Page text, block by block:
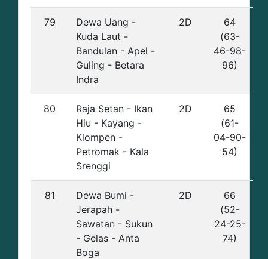
79
Dewa Uang -
Kuda Laut -
Bandulan - Apel -
Guling - Betara
Indra
2D
64
(63-
46-98-
96)
80
Raja Setan - Ikan
Hiu - Kayang -
Klompen -
Petromak - Kala
Srenggi
2D
65
(61-
04-90-
54)
81
Dewa Bumi -
Jerapah -
Sawatan - Sukun
- Gelas - Anta
Boga
2D
66
(52-
24-25-
74)